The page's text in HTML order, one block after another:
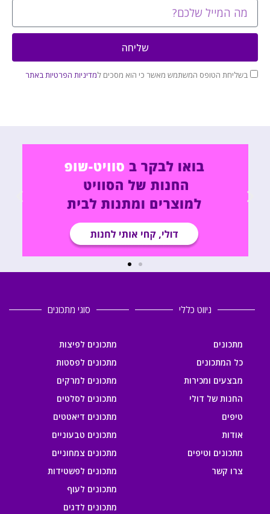
בשליחת הטופס המשתמש מאשר כי הוא מסכים למדיניות הפרטיות באתר
שליחה
ניווט כללי
מתכונים
כל המתכונים
מבצעים ומכירות
החנות של דולי
טיפים
אודות
מתכונים וטיפים
צרו קשר
סוגי מתכונים
מתכונים לפיצות
מתכונים לפסטות
מתכונים למרקים
מתכונים לסלטים
מתכונים דיאטטים
מתכונים טבעוניים
מתכונים צמחוניים
מתכונים לפשטידות
מתכונים לעוף
מתכונים לדגים